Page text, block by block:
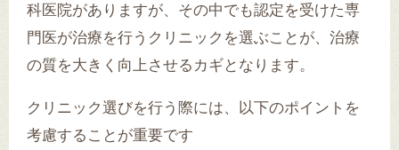
科医院がありますが、その中でも認定を受けた専
門医が治療を行うクリニックを選ぶことが、治療
の質を大きく向上させるカギとなります。
クリニック選びを行う際には、以下のポイントを
考慮することが重要です